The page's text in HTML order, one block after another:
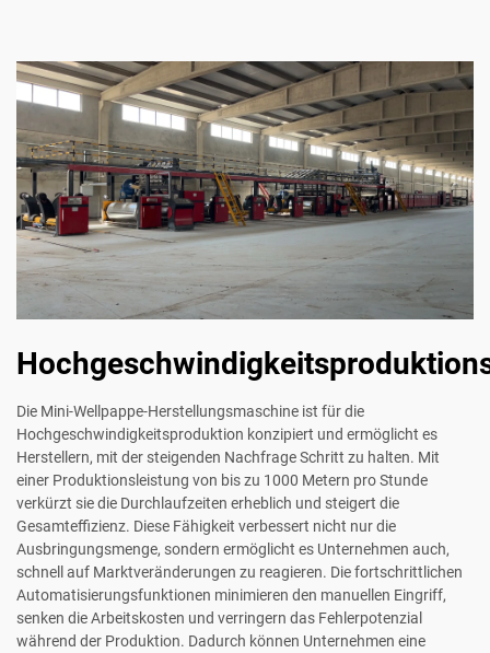
Die Mini-Wellpappe-Herstellungsmaschine ist für die
Hochgeschwindigkeitsproduktion konzipiert und ermöglicht es
Herstellern, mit der steigenden Nachfrage Schritt zu halten. Mit
einer Produktionsleistung von bis zu 1000 Metern pro Stunde
verkürzt sie die Durchlaufzeiten erheblich und steigert die
Gesamteffizienz. Diese Fähigkeit verbessert nicht nur die
Ausbringungsmenge, sondern ermöglicht es Unternehmen auch,
schnell auf Marktveränderungen zu reagieren. Die fortschrittlichen
Automatisierungsfunktionen minimieren den manuellen Eingriff,
senken die Arbeitskosten und verringern das Fehlerpotenzial
während der Produktion. Dadurch können Unternehmen eine